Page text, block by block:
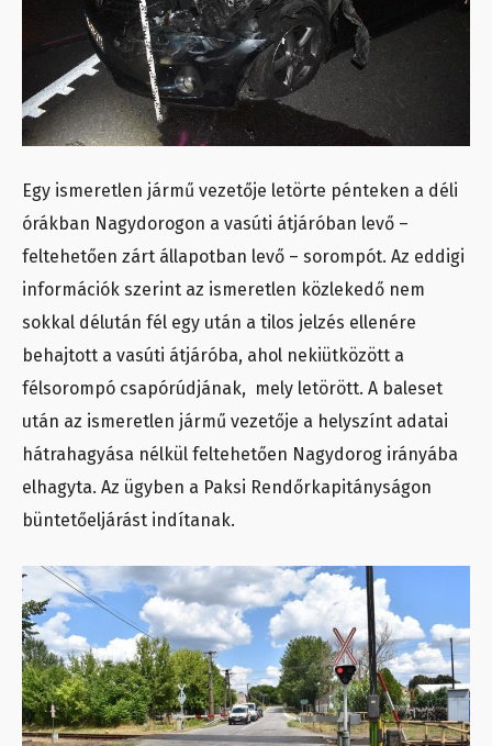
Egy ismeretlen jármű vezetője letörte pénteken a déli
órákban Nagydorogon a vasúti átjáróban levő –
feltehetően zárt állapotban levő – sorompót. Az eddigi
információk szerint az ismeretlen közlekedő nem
sokkal délután fél egy után a tilos jelzés ellenére
behajtott a vasúti átjáróba, ahol nekiütközött a
félsorompó csapórúdjának, mely letörött. A baleset
után az ismeretlen jármű vezetője a helyszínt adatai
hátrahagyása nélkül feltehetően Nagydorog irányába
elhagyta. Az ügyben a Paksi Rendőrkapitányságon
büntetőeljárást indítanak.